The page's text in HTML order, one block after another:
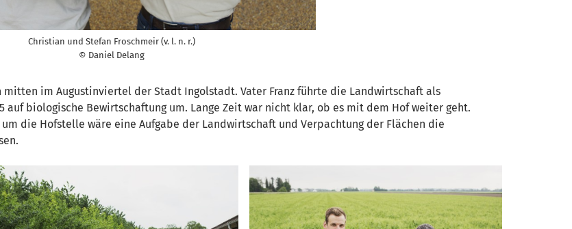
Christian und Stefan Froschmeir (v. l. n. r.)
© Daniel Delang
im Augustinviertel der Stadt Ingolstadt. Vater Franz führte die Landwirtschaft als
biologische Bewirtschaftung um. Lange Zeit war nicht klar, ob es mit dem Hof weiter geht.
die Hofstelle wäre eine Aufgabe der Landwirtschaft und Verpachtung der Flächen die